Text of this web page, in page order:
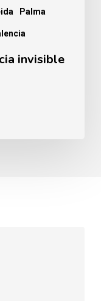
Palma
invisible